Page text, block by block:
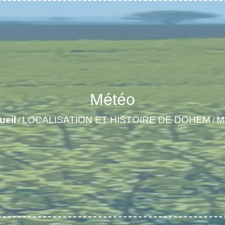
Météo
/LOCALISATION ET HISTOIRE DE DOHEM/